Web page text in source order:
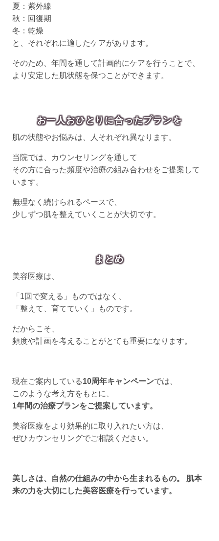
夏：紫外線
秋：回復期
冬：乾燥
と、それぞれに適したケアがあります。
そのため、年間を通して計画的にケアを行うことで、
より安定した肌状態を保つことができます。
お一人おひとりに合ったプランを
肌の状態やお悩みは、人それぞれ異なります。
当院では、カウンセリングを通して
その方に合った頻度や治療の組み合わせをご提案して
います。
無理なく続けられるペースで、
少しずつ肌を整えていくことが大切です。
まとめ
美容医療は、
「1回で変える」ものではなく、
「整えて、育てていく」ものです。
だからこそ、
頻度や計画を考えることがとても重要になります。
現在ご案内している10周年キャンペーンでは、
このような考え方をもとに、
1年間の治療プランをご提案しています。
美容医療をより効果的に取り入れたい方は、
ぜひカウンセリングでご相談ください。
美しさは、自然の仕組みの中から生まれるもの。 肌本
来の力を大切にした美容医療を行っています。